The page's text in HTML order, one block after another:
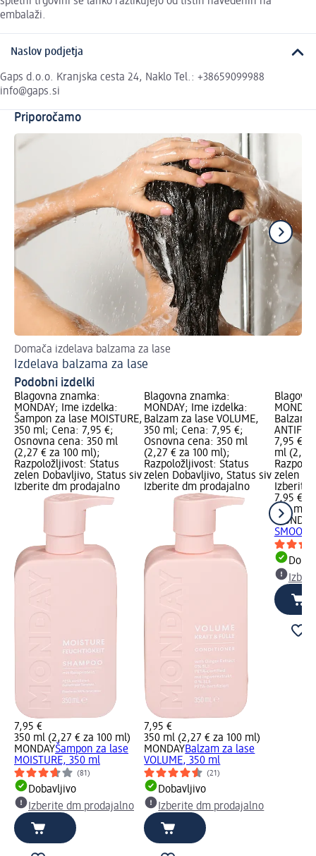
embalaži.
Naslov podjetja
Gaps d.o.o. Kranjska cesta 24, Naklo Tel.: +38659099988
info@gaps.si
Priporočamo
Domača izdelava balzama za lase
Izdelava balzama za lase
Podobni izdelki
Blagovna znamka:
MONDAY; Ime izdelka:
Šampon za lase MOISTURE,
350 ml; Cena: 7,95 €;
Osnovna cena: 350 ml
(2,27 € za 100 ml);
Razpoložljivost: Status
zelen Dobavljivo, Status siv
Izberite dm prodajalno
7,95 €
350 ml (2,27 € za 100 ml)
MONDAYŠampon za lase
MOISTURE, 350 ml
(81)
Dobavljivo
Izberite dm prodajalno
Blagovna znamka:
MONDAY; Ime izdelka:
Balzam za lase VOLUME,
350 ml; Cena: 7,95 €;
Osnovna cena: 350 ml
(2,27 € za 100 ml);
Razpoložljivost: Status
zelen Dobavljivo, Status siv
Izberite dm prodajalno
7,95 €
350 ml (2,27 € za 100 ml)
MONDAYBalzam za lase
VOLUME, 350 ml
(21)
Dobavljivo
Izberite dm prodajalno
Balzam
7,95 €;
ml (2,27
zelen
Izberite
7,95 €
350 ml
MONDAY